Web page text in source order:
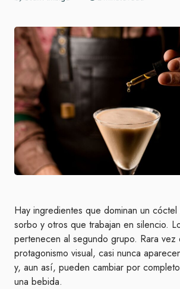
Hay ingredientes que dominan un
sorbo y otros que trabajan en silencio.
pertenecen al segundo grupo. Rara vez
protagonismo visual, casi nunca
y, aun así, pueden cambiar por
una bebida.